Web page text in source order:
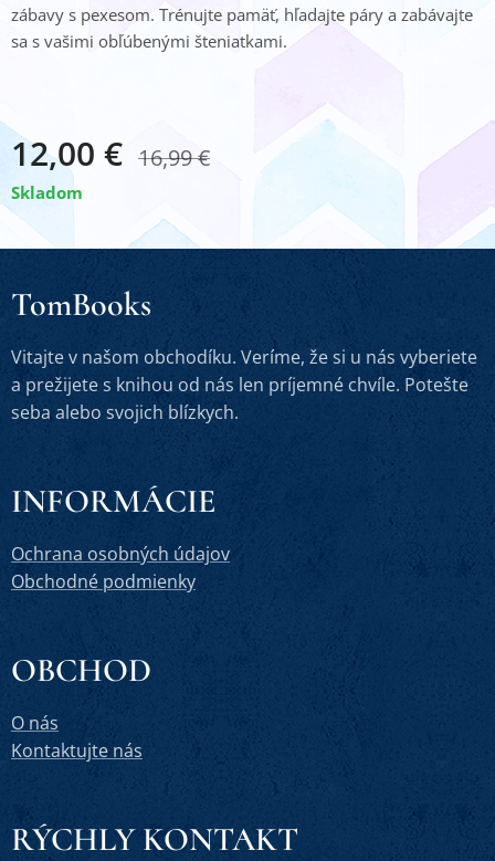
zábavy s pexesom. Trénujte pamäť, hľadajte páry a zabávajte
sa s vašimi obľúbenými šteniatkami.
12,00 € 16,99€
Skladom
TomBooks
Vitajte v našom obchodíku. Veríme, že si u nás vyberiete
a prežijete s knihou od nás len príjemné chvíle. Potešte
seba alebo svojich blízkych.
INFORMÁCIE
Ochrana osobných údajov
Obchodné podmienky
OBCHOD
O nás
Kontaktujte nás
RÝCHLY KONTAKT